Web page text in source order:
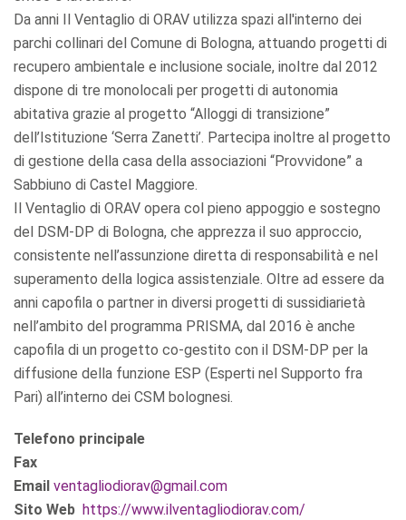
Da anni Il Ventaglio di ORAV utilizza spazi all'interno dei
parchi collinari del Comune di Bologna, attuando progetti di
recupero ambientale e inclusione sociale, inoltre dal 2012
dispone di tre monolocali per progetti di autonomia
abitativa grazie al progetto “Alloggi di transizione”
dell’Istituzione ‘Serra Zanetti’. Partecipa inoltre al progetto
di gestione della casa della associazioni “Provvidone” a
Sabbiuno di Castel Maggiore.
Il Ventaglio di ORAV opera col pieno appoggio e sostegno
del DSM-DP di Bologna, che apprezza il suo approccio,
consistente nell’assunzione diretta di responsabilità e nel
superamento della logica assistenziale. Oltre ad essere da
anni capofila o partner in diversi progetti di sussidiarietà
nell’ambito del programma PRISMA, dal 2016 è anche
capofila di un progetto co-gestito con il DSM-DP per la
diffusione della funzione ESP (Esperti nel Supporto fra
Pari) all’interno dei CSM bolognesi.
Telefono principale
Fax
Email ventagliodiorav@gmail.com
Sito Web https://www.ilventagliodiorav.com/